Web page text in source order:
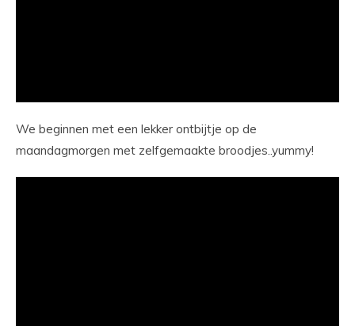
We beginnen met een lekker ontbijtje op de
maandagmorgen met zelfgemaakte broodjes..yummy!